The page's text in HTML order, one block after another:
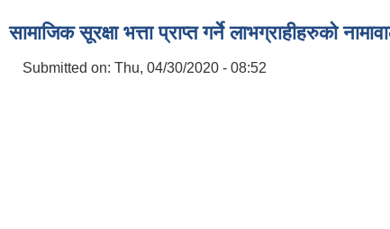
सामाजिक सूरक्षा भत्ता प्राप्त गर्ने लाभग्राहीहरुको
Submitted on: Thu, 04/30/2020 - 08:52